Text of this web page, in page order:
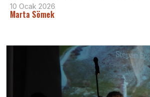
10 Ocak 2026
Marta Sömek